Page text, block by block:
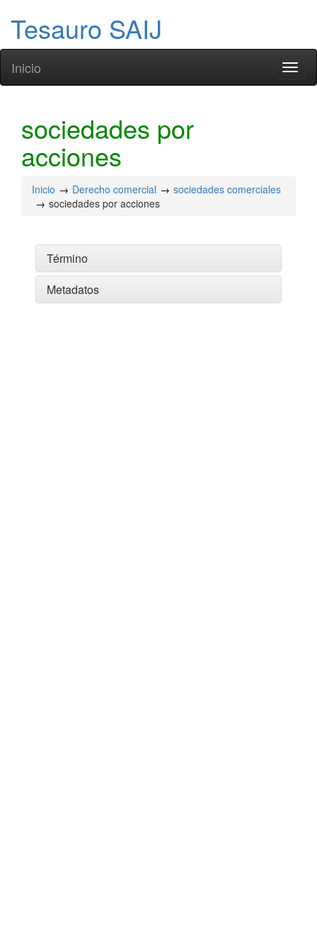
Tesauro SAIJ
Inicio
sociedades por
acciones
Inicio Derecho comercial
sociedades comerciales
sociedades por acciones
Término
Metadatos